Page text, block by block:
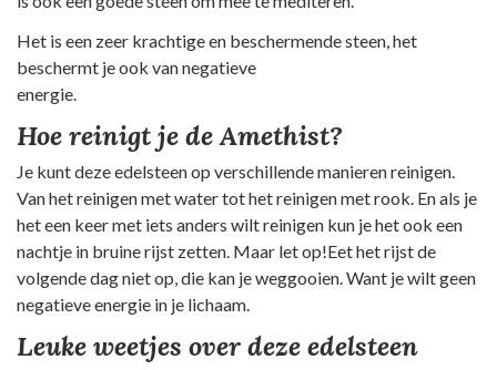
Het is een zeer krachtige en beschermende steen, het
beschermt je ook van negatieve
energie.
Hoe reinigt je de Amethist?
Je kunt deze edelsteen op verschillende manieren reinigen.
Van het reinigen met water tot het reinigen met rook. En als je
het een keer met iets anders wilt reinigen kun je het ook een
nachtje in bruine rijst zetten. Maar let op!Eet het rijst de
volgende dag niet op, die kan je weggooien. Want je wilt geen
negatieve energie in je lichaam.
Leuke weetjes over deze edelsteen